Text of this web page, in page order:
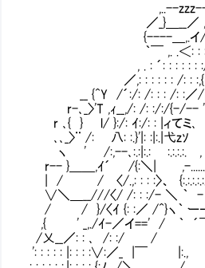
,..--zzz--
／_}＿__／ ,
{----＿,.イ//|.＿
｀￣ ,. .＜: : : ,: : : :
, . : ´: : : : : : :/: ': : : :
／,: : : : : : /: : :,{|: |: : : :
__ {^Y /´:/: /: : : /: :／/|: : : :
r-､_〉'T ,ｨ__,/: /: :/:/{-/-- '|: :
r ､{ } l/ }:/: ｲ:/: : |ィてミ､ {: :
､､_〉¨ /: 八: :.}'|: :|:.|弋zｿ
ヽ ' /:,--､:.:|:.:Ⅳ :.:.:.:. ,
r-- }＿＿,ｲ´ /{:＼| ,-......_
| / / 〈/.,: : : :〉、
∨＼＿__///〈/ /: : :/- ＼ ｀ - '
/ / }/〈ｲ {: :／ /^}ヽ｀ ー
,{ ' _,./ｲ-／イ==' / ｀ ´￣/
/乂__／: : ､ /: :/ / | l| ,:
': : : : : |: : : :∨:／_ |￣ |:., |